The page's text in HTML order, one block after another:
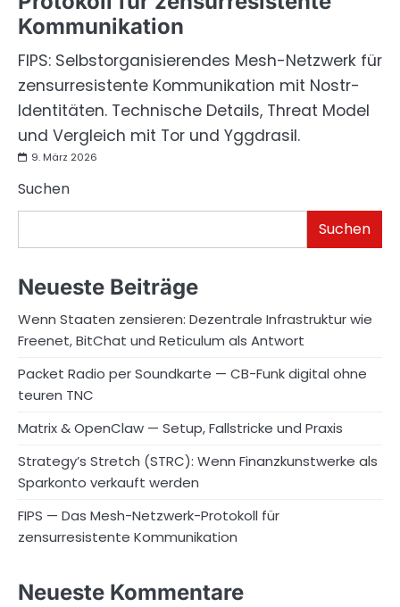
Kommunikation
FIPS: Selbstorganisierendes Mesh-Netzwerk für
zensurresistente Kommunikation mit Nostr-
Identitäten. Technische Details, Threat Model
und Vergleich mit Tor und Yggdrasil.
9. März 2026
Suchen
Suchen
Neueste Beiträge
Wenn Staaten zensieren: Dezentrale Infrastruktur wie
Freenet, BitChat und Reticulum als Antwort
Packet Radio per Soundkarte — CB-Funk digital ohne
teuren TNC
Matrix & OpenClaw — Setup, Fallstricke und Praxis
Strategy’s Stretch (STRC): Wenn Finanzkunstwerke als
Sparkonto verkauft werden
FIPS — Das Mesh-Netzwerk-Protokoll für
zensurresistente Kommunikation
Neueste Kommentare